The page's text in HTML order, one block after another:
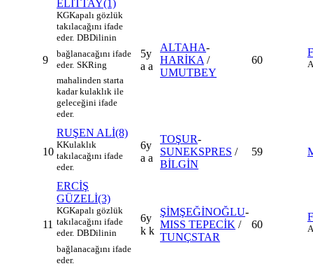
9
ELİTTAY(1)
KGKapalı gözlük
takılacağını ifade
eder. DBDilinin
bağlanacağını ifade
eder. SKRing
mahalinden starta
kadar kulaklık ile
geleceğini ifade
eder.
5y
a a
ALTAHA-
HARİKA /
UMUTBEY
60
10
RUŞEN ALİ(8)
KKulaklık
takılacağını ifade
eder.
6y
a a
TOŞUR-
SUNEKSPRES /
BİLGİN
59
11
ERCİŞ
GÜZELİ(3)
KGKapalı gözlük
takılacağını ifade
eder. DBDilinin
bağlanacağını ifade
eder.
6y
k k
ŞİMŞEĞİNOĞLU-
MISS TEPECİK /
TUNÇSTAR
60